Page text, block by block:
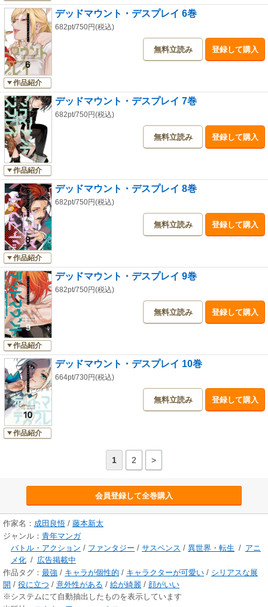
作品紹介
デッドマウント・デスプレイ 6巻
682pt/750円(税込)
無料立読み 登録して購入
作品紹介
デッドマウント・デスプレイ 7巻
682pt/750円(税込)
無料立読み 登録して購入
作品紹介
デッドマウント・デスプレイ 8巻
682pt/750円(税込)
無料立読み 登録して購入
作品紹介
デッドマウント・デスプレイ 9巻
682pt/750円(税込)
無料立読み 登録して購入
作品紹介
デッドマウント・デスプレイ 10巻
664pt/730円(税込)
無料立読み 登録して購入
1 2 >
会員登録して全巻購入
作家名： 成田良悟 / 藤本新太
ジャンル： 青年マンガ
バトル・アクション / ファンタジー / サスペンス / 異世界・転生 / アニ
メ化 / 広告掲載中
作品タグ： 最強 / キャラが個性的 / キャラクターが可愛い / シリアスな展
開 / 役に立つ / 意外性がある / 絵が綺麗 / 顔がいい
※システムにて自動抽出したものを表示しています